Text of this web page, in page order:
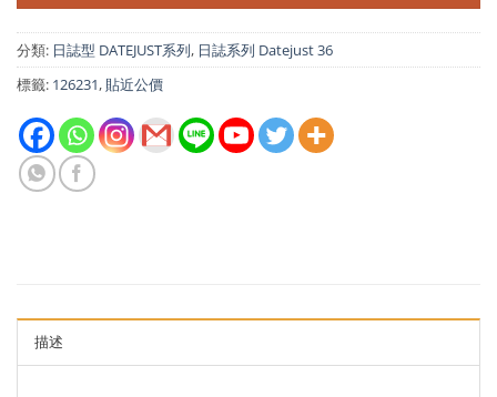
分類: 日誌型 DATEJUST系列, 日誌系列 Datejust 36
標籤: 126231, 貼近公價
描述